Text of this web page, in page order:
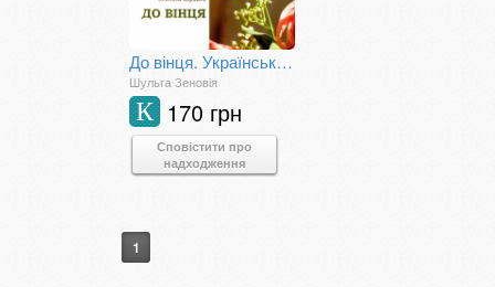
До вінця. Українська весільна обрядодія
Шульга Зеновія
170 грн
К
Сповістити про
надходження
1